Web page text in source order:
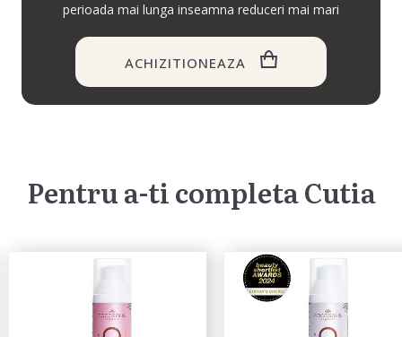
perioada mai lunga inseamna reduceri mai mari
ACHIZITIONEAZA
Pentru a-ti completa Cutia